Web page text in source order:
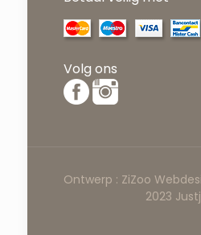
Volg ons
Ontwerp : ZiZoo
2023